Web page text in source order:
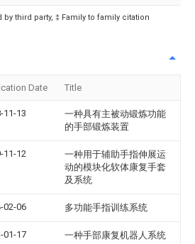
by third party, ‡ Family to family citation
Date Title
11-13
一种具有主被动锻炼功能
的手部锻炼装置
11-12
一种用于辅助手指伸展运
动的模块化软体康复手套
及系统
02-06 多功能手指训练系统
01-17 一种手部康复机器人系统